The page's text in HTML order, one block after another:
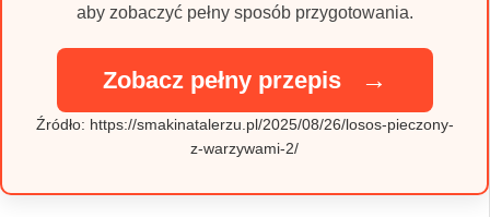
aby zobaczyć pełny sposób przygotowania.
Zobacz pełny przepis →
Źródło: https://smakinatalerzu.pl/2025/08/26/losos-pieczony-
z-warzywami-2/